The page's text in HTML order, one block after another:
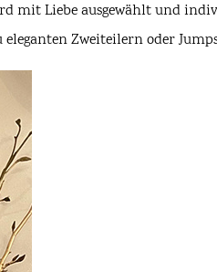
Liebe ausgewählt und
Zweiteilern oder